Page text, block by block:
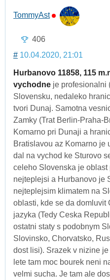
TommyAst
406
# 10.04.2020, 21:01
Hurbanovo 11858, 115
vychodne je profesionalni
Slovensku, nedaleko
tvori Dunaj. Samotna
Zamky (Trat Berlin-Praha-
Komarno pri Dunaji a
Bratislavou az Komarno je
dal na vychod ke Sturovo
celeho Slovenska je oblast
nejteplejsi a Hurbanovo je
nejteplejsim klimatem na
oblasti, kde se da domluvit
jazyka (Tedy Ceska
ostatni staty s podobnym
Slovinsko, Chorvatsko,
dost lisi). Srazek v nizine
lete tam moc bourek neni
velmi sucha. Je tam ale